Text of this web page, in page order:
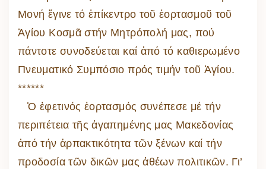
Μονή ἔγινε τό ἐπίκεντρο τοῦ ἑορτασμοῦ τοῦ
Ἁγίου Κοσμᾶ στήν Μητρόπολή μας, πού
πάντοτε συνοδεύεται καί ἀπό τό καθιερωμένο
Πνευματικό Συμπόσιο πρός τιμήν τοῦ Ἁγίου.
******
Ὁ ἐφετινός ἑορτασμός συνέπεσε μέ τήν
περιπέτεια τῆς ἀγαπημένης μας Μακεδονίας
ἀπό τήν ἁρπακτικότητα τῶν ξένων καί τήν
προδοσία τῶν δικῶν μας ἀθέων πολιτικῶν. Γι’